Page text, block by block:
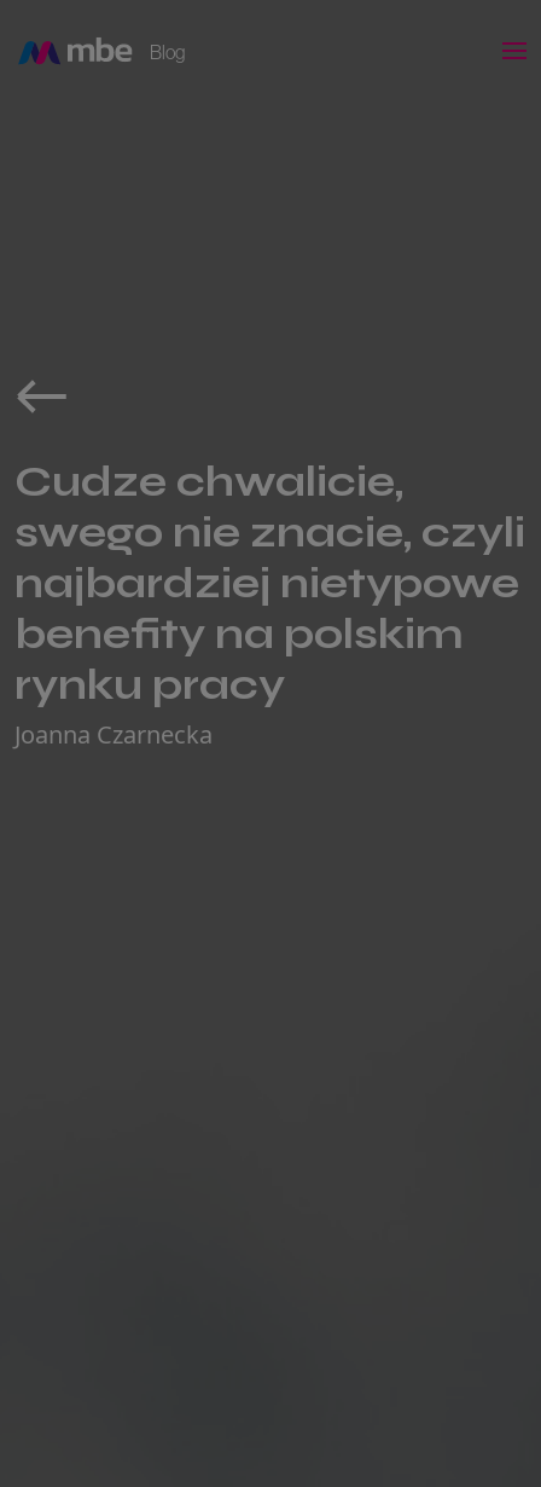
Blog
Cudze chwalicie,
swego nie znacie, czyli
najbardziej nietypowe
benefity na polskim
rynku pracy
Joanna Czarnecka